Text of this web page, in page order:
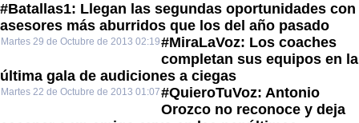
#Batallas1: Llegan las segundas oportunidades con
asesores más aburridos que los del año pasado
Martes 29 de Octubre de 2013 02:19#MiraLaVoz: Los coaches
completan sus equipos en la
última gala de audiciones a ciegas
Martes 22 de Octubre de 2013 01:07#QuieroTuVoz: Antonio
Orozco no reconoce y deja